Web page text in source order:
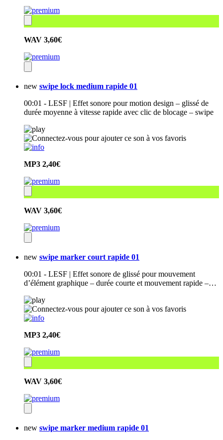
WAV 3,60€
new swipe lock medium rapide 01
00:01 - LESF | Effet sonore pour motion design – glissé de
durée moyenne à vitesse rapide avec clic de blocage – swipe
MP3 2,40€
WAV 3,60€
new swipe marker court rapide 01
00:01 - LESF | Effet sonore de glissé pour mouvement
d’élément graphique – durée courte et mouvement rapide –…
MP3 2,40€
WAV 3,60€
new swipe marker medium rapide 01